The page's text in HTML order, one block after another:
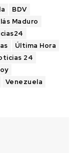
BDV
Maduro
Última Hora
24
Venezuela